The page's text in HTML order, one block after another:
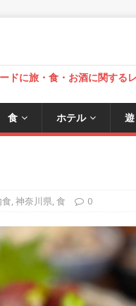
ドに旅・食・お酒に関する
食 ホテル 遊
,神奈川県,食 0